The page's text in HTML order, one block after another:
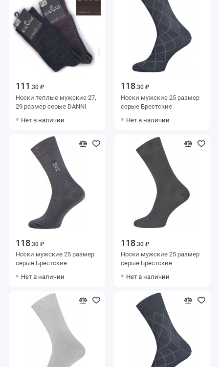
111 .30 ₽
Носки теплые мужские 27,
29 размер серые DANNI
Нет в наличии
118.30 ₽
Носки мужские 25 размер
серые Брестские
Нет в наличии
118.30 ₽
Носки мужские 25 размер
серые Брестские
Нет в наличии
118.30 ₽
Носки мужские 25 размер
серые Брестские
Нет в наличии